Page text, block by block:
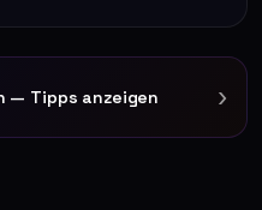
— Tipps anzeigen ›